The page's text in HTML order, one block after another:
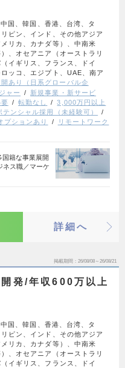
国、韓国、香港、台湾、タ
ピン、インド、その他アジア
リカ、カナダ等）、中南米
、オセアニア（オーストラリ
イギリス、フランス、ドイ
ッコ、エジプト、UAE、南ア
あり（日系グローバル企
ャー
新規事業・新サービ
転勤なし
3,000万円以上
テンシャル採用（未経験可）
プションあり
リモートワーク
国籍な事業展開
ネス職／マーケ
詳細へ
掲載期間 26/08/08～26/08/21
発/年収600万以上
国、韓国、香港、台湾、タ
ピン、インド、その他アジア
リカ、カナダ等）、中南米
、オセアニア（オーストラリ
イギリス、フランス、ドイ